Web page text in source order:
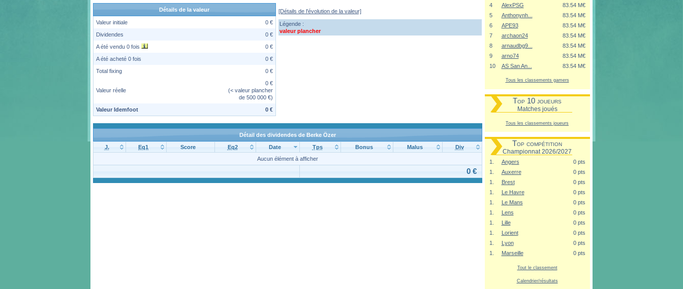
Détails de la valeur
Valeur initiale
0 €
Dividendes
0 €
A été vendu 0 fois
0 €
A été acheté 0 fois
0 €
Total fixing
0 €
Valeur réelle
0 €
(< valeur plancher
de 500 000 €)
Valeur Idemfoot
0 €
[Détails de l'évolution de la valeur]
Légende :
valeur plancher
Détail des dividendes de Berke Özer
J.
Eq1 Score Eq2 Date Tps Bonus Malus Div
0 €
Aucun élément à afficher
4
AlexPSG
83.54 M€
5
Anthonynh...
83.54 M€
6
APE93
83.54 M€
7
archaon24
83.54 M€
8
arnaudbg9...
83.54 M€
9
arno74
83.54 M€
10
AS San An... 83.54 M€
Tous les classements gamers
Top 10 joueurs
Matches joués
Tous les classements joueurs
Top compétition
Championnat 2026/2027
1. Angers
0 pts
1.
Auxerre
0 pts
1.
Brest
0 pts
1.
Le Havre
0 pts
1.
Le Mans
0 pts
1.
Lens
0 pts
1.
Lille
0 pts
1.
Lorient
0 pts
1.
Lyon
0 pts
1.
Marseille 0 pts
Tout le classement
Calendrier/résultats